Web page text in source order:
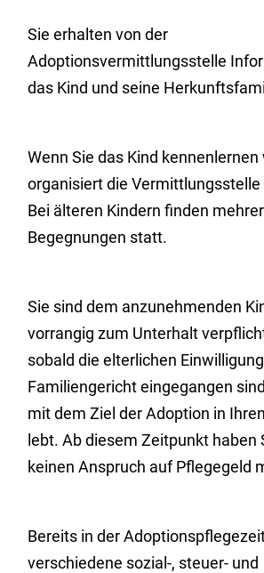
Sie erhalten von der
Adoptionsvermittlungsstelle
das Kind und seine
Wenn Sie das Kind kennenlernen
organisiert die Vermittlungsstelle
Bei älteren Kindern finden
Begegnungen statt.
Sie sind dem anzunehmenden
vorrangig zum Unterhalt
sobald die elterlichen
Familiengericht eingegangen
mit dem Ziel der Adoption in
lebt. Ab diesem Zeitpunkt haben
keinen Anspruch auf Pflegegeld
Bereits in der
verschiedene sozial-, steuer- und